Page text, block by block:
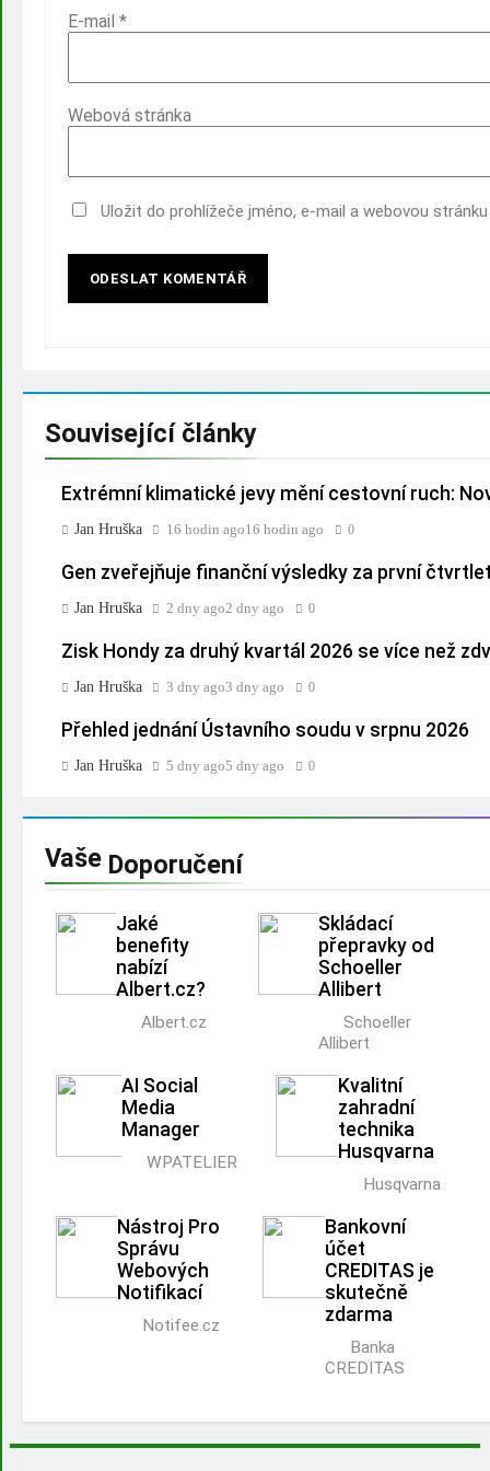
E-mail *
Webová stránka
Uložit do prohlížeče jméno, e-mail a webovou
Související články
Extrémní klimatické jevy mění cestovní ruch:
Jan Hruška 16 hodin ago16 hodin ago 0
Gen zveřejňuje finanční výsledky za první
Jan Hruška 2 dny ago2 dny ago 0
Zisk Hondy za druhý kvartál 2026 se více než
Jan Hruška 3 dny ago3 dny ago 0
Přehled jednání Ústavního soudu v srpnu 2026
Jan Hruška 5 dny ago5 dny ago 0
Vaše Doporučení
Jaké
benefity
nabízí
Albert.cz?
Albert.cz
Skládací
přepravky od
Schoeller
Allibert
Schoeller
Allibert
AI Social
Media
Manager
WPATELIER
Kvalitní
zahradní
technika
Husqvarna
Husqvarna
Nástroj Pro
Správu
Webových
Notifikací
Notifee.cz
Bankovní
účet
CREDITAS je
skutečně
zdarma
Banka
CREDITAS